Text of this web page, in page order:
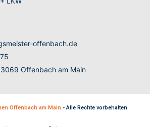
offenbach.de
Offenbach am Main
Offenbach am Main - Alle Rechte vorbehalten.